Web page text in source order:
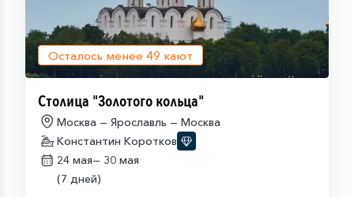
Осталось менее 49 кают
Столица "Золотого кольца"
Москва — Ярославль — Москва
Константин Коротков
24 мая— 30 мая
(7 дней)